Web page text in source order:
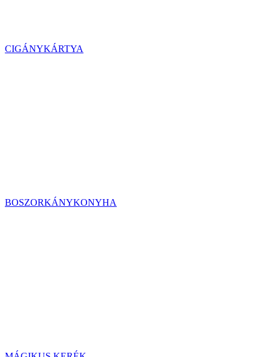
CIGÁNYKÁRTYA
BOSZORKÁNYKONYHA